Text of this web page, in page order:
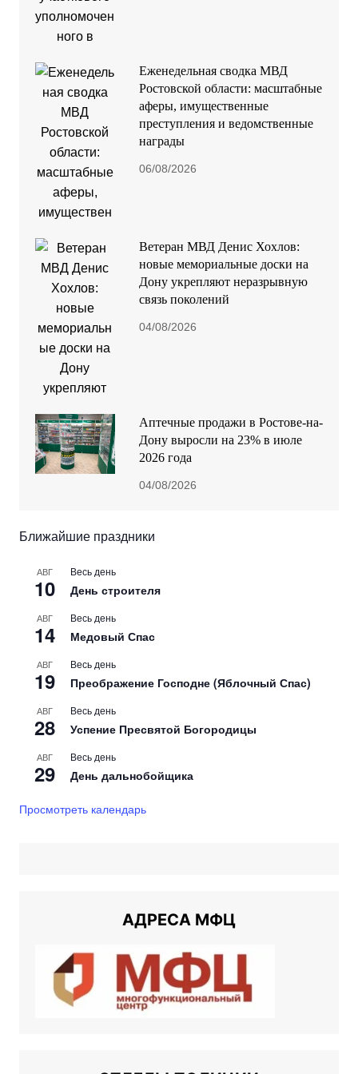
Еженедельная сводка МВД
Ростовской области: масштабные
аферы, имущественные
преступления и ведомственные
награды
06/08/2026
Ветеран МВД Денис Хохлов:
новые мемориальные доски на
Дону укрепляют неразрывную
связь поколений
04/08/2026
Аптечные продажи в Ростове-на-
Дону выросли на 23% в июле
2026 года
04/08/2026
Ближайшие праздники
АВГ
10
Весь день
День строителя
АВГ
14
Весь день
Медовый Спас
АВГ
19
Весь день
Преображение Господне (Яблочный Спас)
АВГ
28
Весь день
Успение Пресвятой Богородицы
АВГ
29
Весь день
День дальнобойщика
Просмотреть календарь
АДРЕСА МФЦ